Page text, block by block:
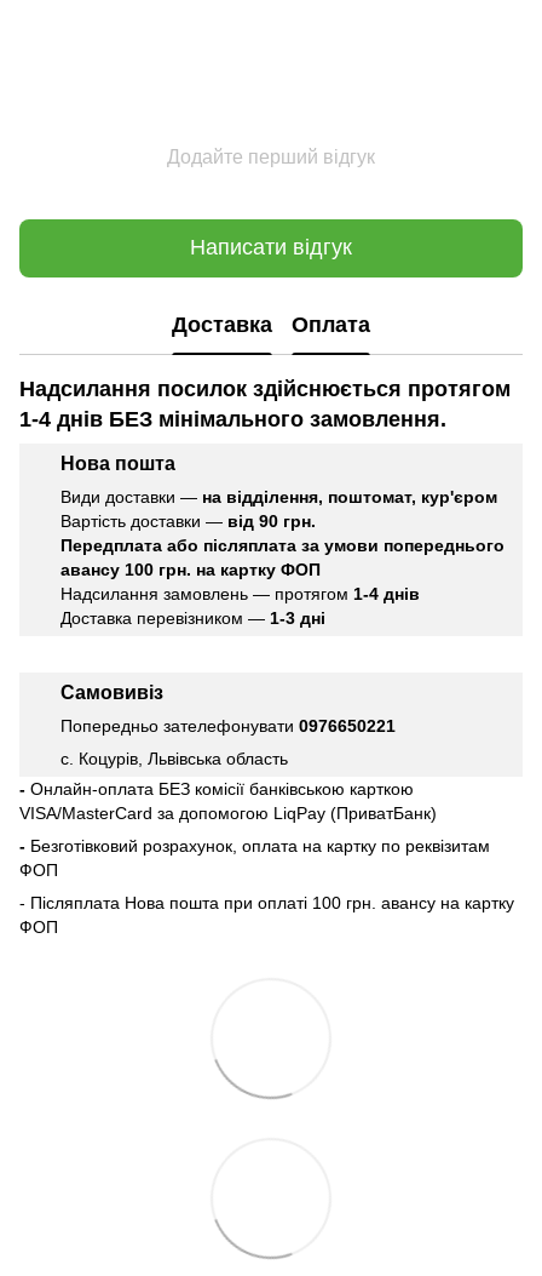
Додайте перший відгук
Написати відгук
Доставка Оплата
Надсилання посилок здійснюється протягом
1-4 днів БЕЗ мінімального замовлення.
Нова пошта
Види доставки — на відділення, поштомат, кур'єром
Вартість доставки — від 90 грн.
Передплата або післяплата за умови попереднього
авансу 100 грн. на картку ФОП
Надсилання замовлень — протягом 1-4 днів
Доставка перевізником — 1-3 дні
Самовивіз
Попередньо зателефонувати 0976650221
с. Коцурів, Львівська область
- Онлайн-оплата БЕЗ комісії банківською карткою
VISA/MasterCard за допомогою LiqPay (ПриватБанк)
- Безготівковий розрахунок, оплата на картку по реквізитам
ФОП
- Післяплата Нова пошта при оплаті 100 грн. авансу на картку
ФОП